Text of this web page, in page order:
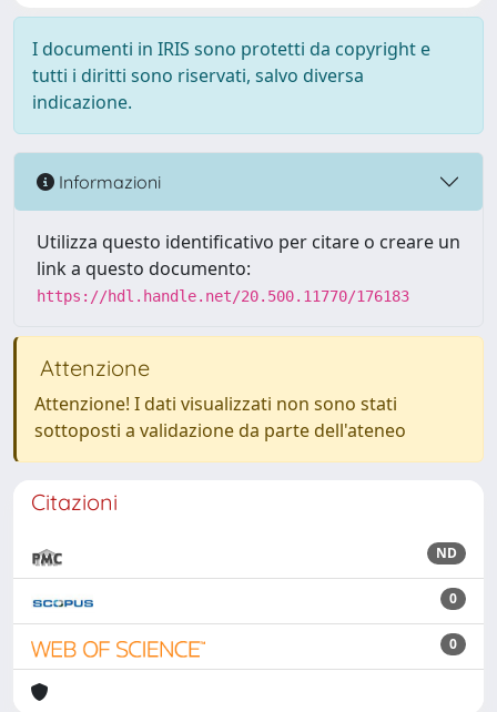
I documenti in IRIS sono protetti da copyright e
tutti i diritti sono riservati, salvo diversa
indicazione.
Informazioni
Utilizza questo identificativo per citare o creare un
link a questo documento:
https://hdl.handle.net/20.500.11770/176183
Attenzione
Attenzione! I dati visualizzati non sono stati
sottoposti a validazione da parte dell'ateneo
Citazioni
ND
0
0